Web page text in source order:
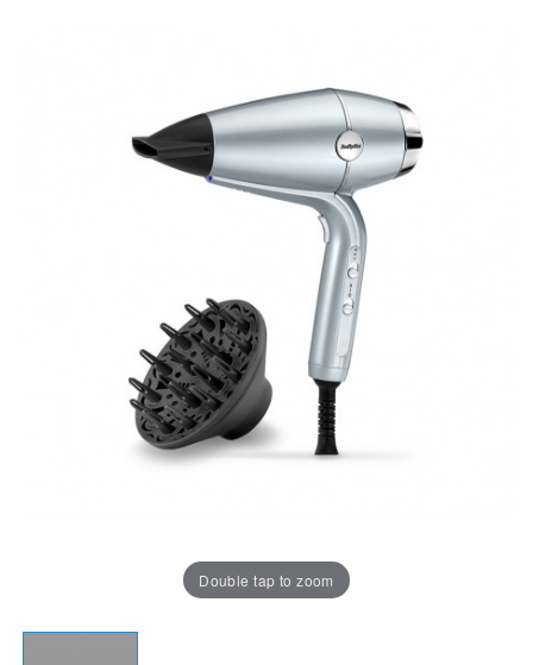
Double tap to zoom